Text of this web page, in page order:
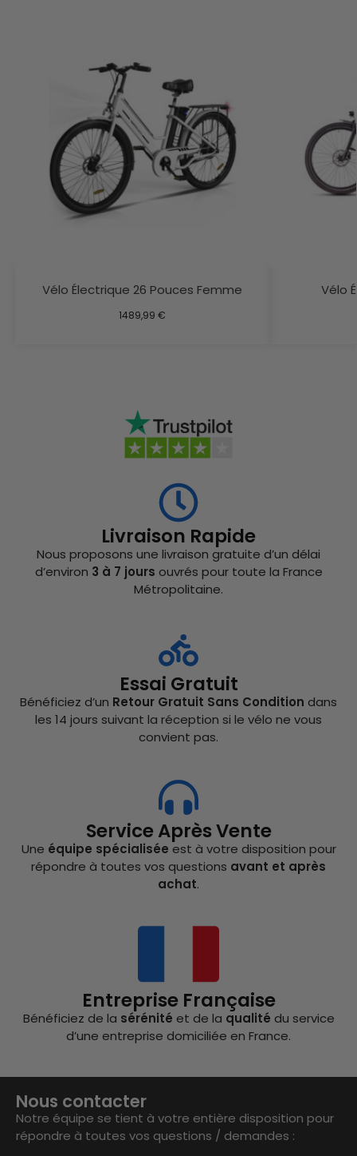
Vélo Électrique 26 Pouces Femme
1489,99€
Vélo
Livraison Rapide
Nous proposons une livraison gratuite d’un délai
d’environ 3 à 7 jours ouvrés pour toute la France
Métropolitaine.
Essai Gratuit
Bénéficiez d’un Retour Gratuit Sans Condition dans
les 14 jours suivant la réception si le vélo ne vous
convient pas.
Service Après Vente
Une équipe spécialisée est à votre disposition pour
répondre à toutes vos questions avant et après
achat.
Entreprise Française
Bénéficiez de la sérénité et de la qualité du service
d’une entreprise domiciliée en France.
Nous contacter
Notre équipe se tient à votre entière disposition pour
répondre à toutes vos questions / demandes :